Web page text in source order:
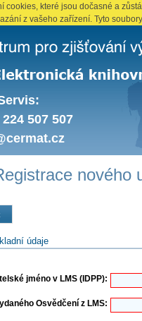
cookies, které jsou dočasné a
z vašeho zařízení. Tyto
507 507
nového
údaje
jméno v LMS (IDPP):
Osvědčení z LMS: